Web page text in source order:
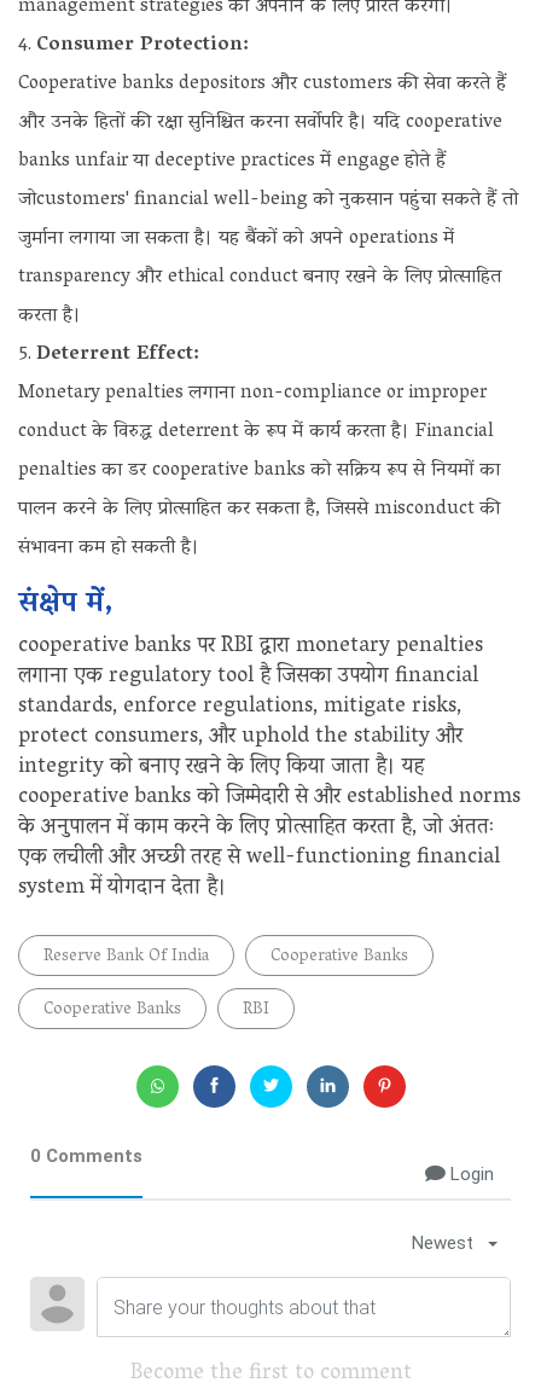
management strategies को अपनाने के लिए प्रेरित करेगा।
Consumer Protection:
Cooperative banks depositors और customers की सेवा करते हैं
और उनके हितों की रक्षा सुनिश्चित करना सर्वोपरि है। यदि cooperative
banks unfair या deceptive practices में engage होते हैं
जोcustomers' financial well-being को नुकसान पहुंचा सकते हैं तो
जुर्माना लगाया जा सकता है। यह बैंकों को अपने operations में
transparency और ethical conduct बनाए रखने के लिए प्रोत्साहित
करता है।
Deterrent Effect:
Monetary penalties लगाना non-compliance or improper
conduct के विरुद्ध deterrent के रूप में कार्य करता है। Financial
penalties का डर cooperative banks को सक्रिय रूप से नियमों का
पालन करने के लिए प्रोत्साहित कर सकता है, जिससे misconduct की
संभावना कम हो सकती है।
संक्षेप में,
cooperative banks पर RBI द्वारा monetary penalties
लगाना एक regulatory tool है जिसका उपयोग financial
standards, enforce regulations, mitigate risks,
protect consumers, और uphold the stability और
integrity को बनाए रखने के लिए किया जाता है। यह
cooperative banks को जिम्मेदारी से और established norms
के अनुपालन में काम करने के लिए प्रोत्साहित करता है, जो अंततः
एक लचीली और अच्छी तरह से well-functioning financial
system में योगदान देता है।
Reserve Bank Of India
Cooperative Banks
Cooperative Banks
RBI
0 Comments
Login
Newest
Become the first to comment